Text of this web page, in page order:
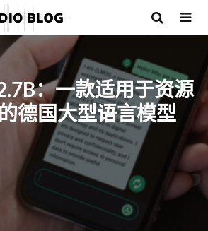
：一款适用于资源
德国大型语言模型